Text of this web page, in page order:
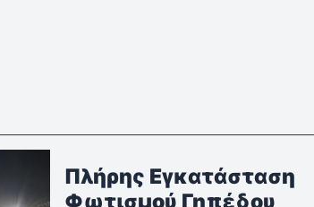
Πλήρης Εγκατάσταση
Φωτισμού Γηπέδου